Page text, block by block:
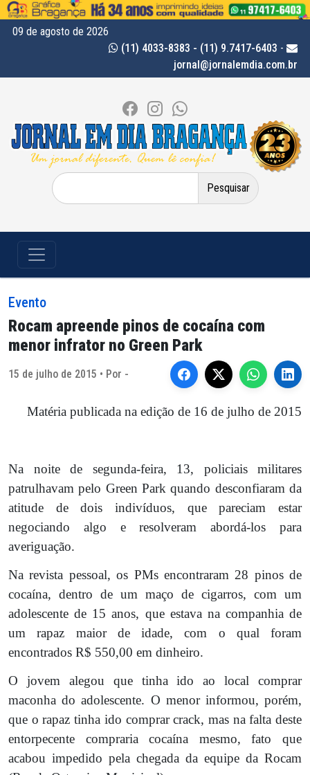
09 de agosto de 2026
(11) 4033-8383 - (11) 9.7417-6403 -
jornal@jornalemdia.com.br
Pesquisar
por:
Evento
Rocam apreende pinos de cocaína com
menor infrator no Green Park
15 de julho de 2015 • Por -
Matéria publicada na edição de 16 de julho de 2015
Na noite de segunda-feira, 13, policiais militares
patrulhavam pelo Green Park quando desconfiaram da
atitude de dois indivíduos, que pareciam estar
negociando algo e resolveram abordá-los para
averiguação.
Na revista pessoal, os PMs encontraram 28 pinos de
cocaína, dentro de um maço de cigarros, com um
adolescente de 15 anos, que estava na companhia de
um rapaz maior de idade, com o qual foram
encontrados R$ 550,00 em dinheiro.
O jovem alegou que tinha ido ao local comprar
maconha do adolescente. O menor informou, porém,
que o rapaz tinha ido comprar crack, mas na falta deste
entorpecente compraria cocaína mesmo, fato que
acabou impedido pela chegada da equipe da Rocam